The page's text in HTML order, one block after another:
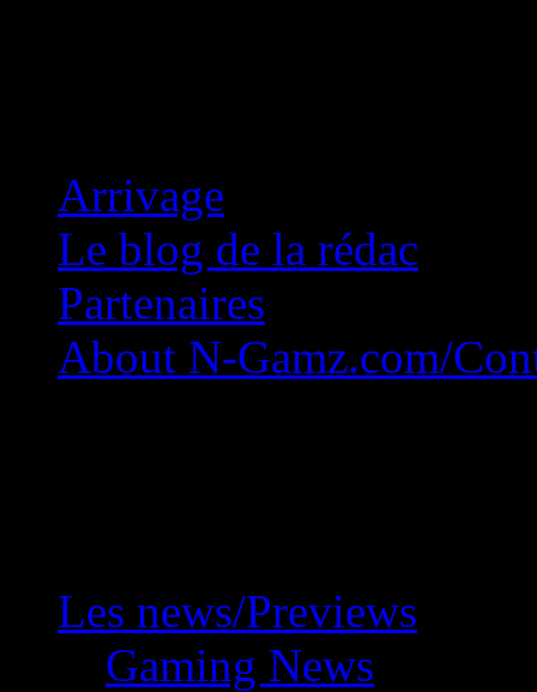
Arrivage
Le blog de la rédac
Partenaires
About N-Gamz.com/
Les news/Previews
Gaming News